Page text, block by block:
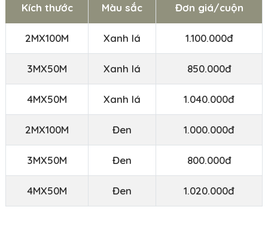
Kích thước Màu sắc Đơn giá/cuộn
2MX100M Xanh lá 1.100.000đ
3MX50M Xanh lá 850.000đ
4MX50M Xanh lá 1.040.000đ
2MX100M Đen 1.000.000đ
3MX50M Đen 800.000đ
4MX50M Đen 1.020.000đ